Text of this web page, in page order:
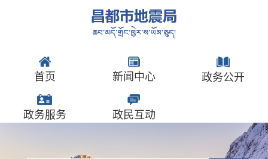
首页 新闻中心 政务公开
政务服务 政民互动